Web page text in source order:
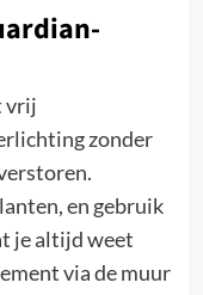
vrij
zonder
en gebruik
je altijd weet
via de muur